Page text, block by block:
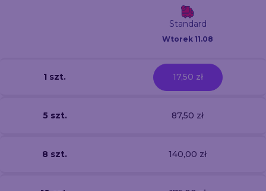
Standard
Wtorek 11.08
1 szt. 17,50 zł
5 szt. 87,50 zł
8 szt. 140,00 zł